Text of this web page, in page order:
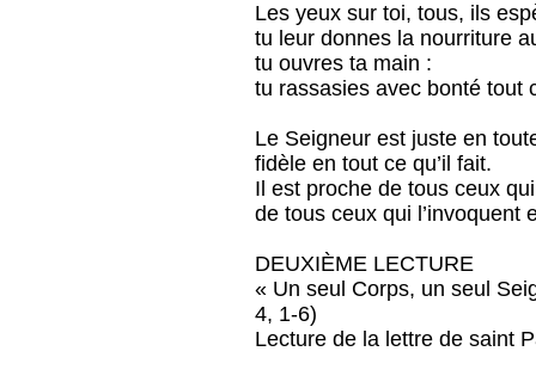
Les yeux sur toi, tous, ils
tu leur donnes la nourriture
tu ouvres ta main :
tu rassasies avec bonté tout
Le Seigneur est juste en
fidèle en tout ce qu’il fait.
Il est proche de tous ceux
de tous ceux qui l’invoquent
DEUXIÈME LECTURE
« Un seul Corps, un seul
4, 1-6)
Lecture de la lettre de saint